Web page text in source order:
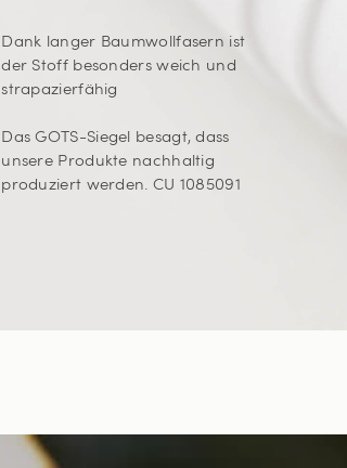
Dank langer Baumwollfasern ist
der Stoff besonders weich und
strapazierfähig
Das GOTS-Siegel besagt, dass
unsere Produkte nachhaltig
produziert werden. CU 1085091